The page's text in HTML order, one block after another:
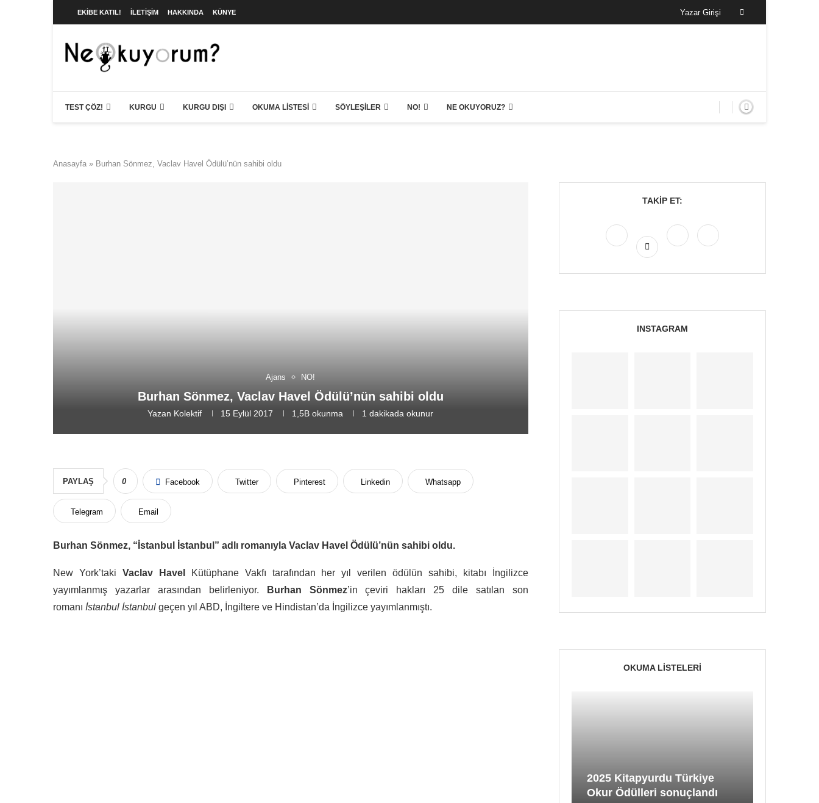
EKIBE KATIL! İLETIŞIM HAKKINDA KÜNYE Yazar Girişi
TEST ÇÖZ! KURGU KURGU DIŞI OKUMA LISTESI SÖYLEŞILER NO! NE OKUYORUZ?
Anasayfa » Burhan Sönmez, Vaclav Havel Ödülü’nün sahibi oldu
Ajans NO!
Burhan Sönmez, Vaclav Havel Ödülü’nün sahibi oldu
Yazan Kolektif 15 Eylül 2017 1,5B okunma 1 dakikada okunur
PAYLAŞ 0 Facebook Twitter Pinterest Linkedin Whatsapp
Telegram Email
Burhan Sönmez, “İstanbul İstanbul” adlı romanıyla Vaclav Havel Ödülü’nün sahibi oldu.
New York’taki Vaclav Havel
Kütüphane Vakfı tarafından her yıl verilen ödülün sahibi, kitabı İngilizce
yayımlanmış yazarlar arasından belirleniyor. Burhan Sönmez’in çeviri hakları 25 dile satılan son
romanı İstanbul İstanbul geçen yıl ABD, İngiltere ve Hindistan’da İngilizce yayımlanmıştı.
TAKIP ET:
INSTAGRAM
OKUMA LISTELERI
2025 Kitapyurdu Türkiye
Okur Ödülleri sonuçlandı